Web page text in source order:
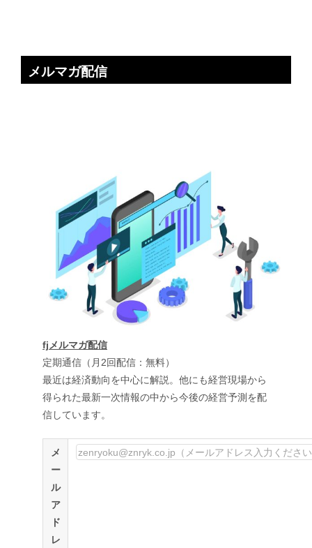
メルマガ配信
fjメルマガ配信
定期通信（月2回配信：無料）
最近は経済動向を中心に解説。他にも経営現場から
得られた最新一次情報の中から今後の経営予測を配
信しています。
メ
ー
ル
ア
ド
レ